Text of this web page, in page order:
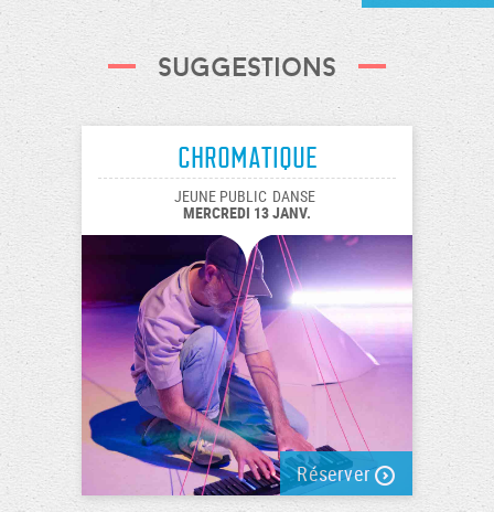
Suggestions
Chromatique
JEUNE PUBLIC DANSE
MERCREDI 13 JANV.
Réserver